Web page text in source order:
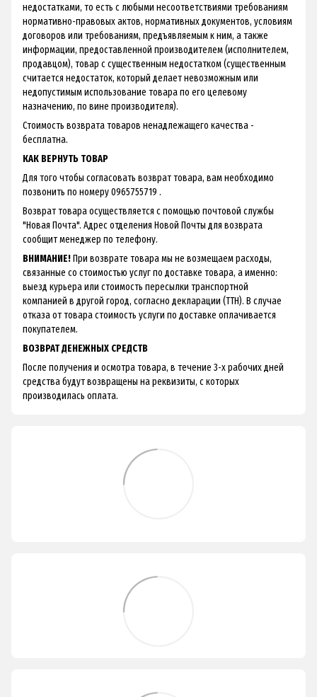
недостатками, то есть с любыми несоответствиями требованиям
нормативно-правовых актов, нормативных документов, условиям
договоров или требованиям, предъявляемым к ним, а также
информации, предоставленной производителем (исполнителем,
продавцом), товар с существенным недостатком (существенным
считается недостаток, который делает невозможным или
недопустимым использование товара по его целевому
назначению, по вине производителя).
Стоимость возврата товаров ненадлежащего качества -
бесплатна.
КАК ВЕРНУТЬ ТОВАР
Для того чтобы согласовать возврат товара, вам необходимо
позвонить по номеру 0965755719 .
Возврат товара осуществляется с помощью почтовой службы
"Новая Почта". Адрес отделения Новой Почты для возврата
сообщит менеджер по телефону.
ВНИМАНИЕ!При возврате товара мы не возмещаем расходы,
связанные со стоимостью услуг по доставке товара, а именно:
выезд курьера или стоимость пересылки транспортной
компанией в другой город, согласно декларации (ТТН). В случае
отказа от товара стоимость услуги по доставке оплачивается
покупателем.
ВОЗВРАТ ДЕНЕЖНЫХ СРЕДСТВ
После получения и осмотра товара, в течение 3-х рабочих дней
средства будут возвращены на реквизиты, с которых
производилась оплата.